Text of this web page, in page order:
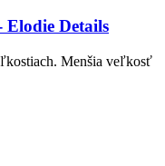
Elodie Details
Menšia veľkosť